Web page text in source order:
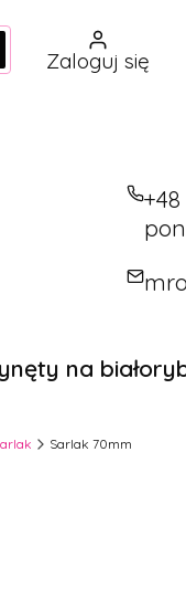
Zaloguj się
+48
na
Sarlak 70mm